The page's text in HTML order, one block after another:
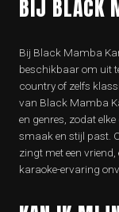
BIJ BLACK
Bij Black Mamba
beschikbaar om uit
country of zelfs
van Black Mamba
en genres, zodat
smaak en stijl past.
zingt met een vriend,
karaoke-ervaring